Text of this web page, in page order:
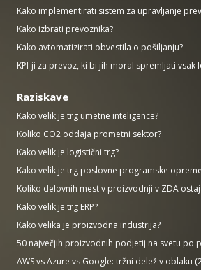
Kako implementirati sistem za upravljanje
Kako izbrati prevoznika?
Kako avtomatizirati obvestila o pošiljanju?
KPI-ji za prevoz, ki bi jih moral spremljati vsak
Raziskave
Kako velik je trg umetne inteligence?
Koliko CO2 oddaja prometni sektor?
Kako velik je logistični trg?
Kako velik je trg poslovne programske
Koliko delovnih mest v proizvodnji v ZDA
Kako velik je trg ERP?
Kako velika je proizvodna industrija?
50 največjih proizvodnih podjetij na svetu po
AWS vs Azure vs Google: tržni delež v oblaku